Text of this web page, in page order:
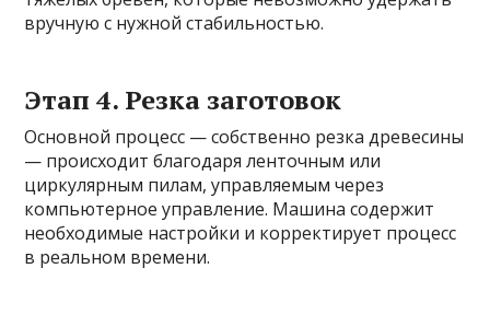
вручную с нужной стабильностью.
Этап 4. Резка заготовок
Основной процесс — собственно резка древесины
— происходит благодаря ленточным или
циркулярным пилам, управляемым через
компьютерное управление. Машина содержит
необходимые настройки и корректирует процесс
в реальном времени.